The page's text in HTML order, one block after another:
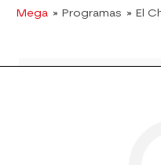
Mega » Programas » El